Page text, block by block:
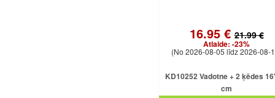
16.95 €21.99 €
Atlaide: -23%
(No 2026-08-05 līdz 2026-08-
KD10252 Vadotne + 2 ķēdes
cm